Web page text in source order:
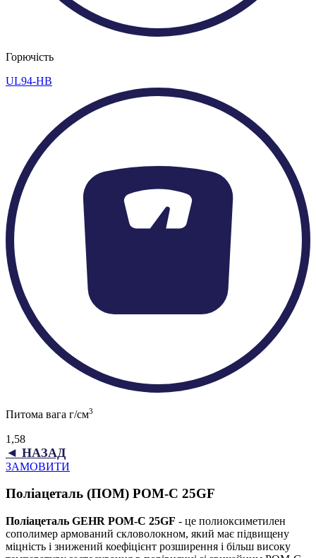
Горючість
UL94-HB
Питома вага г/см3
1,58
◄ НАЗАД
ЗАМОВИТИ
Поліацеталь (ПОМ) POM-C 25GF
Поліацеталь GEHR POM-C 25GF - це полиоксиметилен
сополимер армований скловолокном, який має підвищену
міцність і знижений коефіцієнт розширення і більш високу